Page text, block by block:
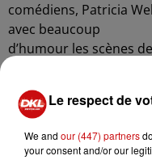
comédiens, Patricia
avec beaucoup
d’humour les scènes
de retraités avec ses
mémoire, de
relations de couples,
Atout Age Alsace
Le respect de
We and our (447) partners
your consent and/or our